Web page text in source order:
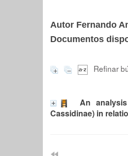
Autor Fernando
Documentos
Refinar
An
Cassidinae) in